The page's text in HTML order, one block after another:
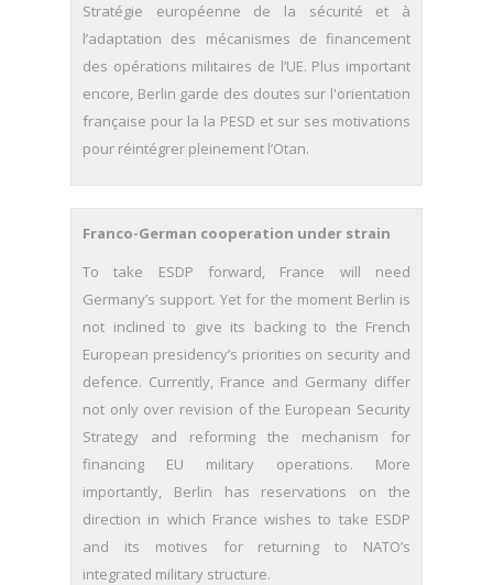
Stratégie européenne de la sécurité et à
l’adaptation des mécanismes de financement
des opérations militaires de l’UE. Plus important
encore, Berlin garde des doutes sur l'orientation
française pour la la PESD et sur ses motivations
pour réintégrer pleinement l’Otan.
Franco-German cooperation under strain
To take ESDP forward, France will need
Germany’s support. Yet for the moment Berlin is
not inclined to give its backing to the French
European presidency’s priorities on security and
defence. Currently, France and Germany differ
not only over revision of the European Security
Strategy and reforming the mechanism for
financing EU military operations. More
importantly, Berlin has reservations on the
direction in which France wishes to take ESDP
and its motives for returning to NATO’s
integrated military structure.